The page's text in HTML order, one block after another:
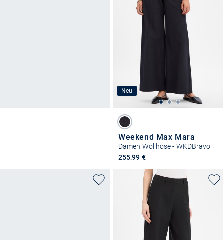
Neu
Weekend Max Mara
Damen Wollhose - WKDBravo
255,99 €